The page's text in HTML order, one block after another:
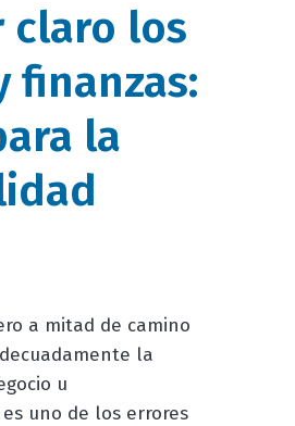
claro los
finanzas:
la
a mitad de camino
la
u
uno de los errores